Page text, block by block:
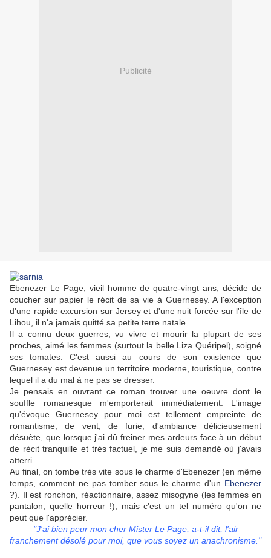
Publicité
Ebenezer Le Page, vieil homme de quatre-vingt ans, décide de
coucher sur papier le récit de sa vie à Guernesey. A l'exception
d'une rapide excursion sur Jersey et d'une nuit forcée sur l'île de
Lihou, il n'a jamais quitté sa petite terre natale.
Il a connu deux guerres, vu vivre et mourir la plupart de ses
proches, aimé les femmes (surtout la belle Liza Quéripel), soigné
ses tomates. C'est aussi au cours de son existence que
Guernesey est devenue un territoire moderne, touristique, contre
lequel il a du mal à ne pas se dresser.
Je pensais en ouvrant ce roman trouver une oeuvre dont le
souffle romanesque m'emporterait immédiatement. L'image
qu'évoque Guernesey pour moi est tellement empreinte de
romantisme, de vent, de furie, d'ambiance délicieusement
désuète, que lorsque j'ai dû freiner mes ardeurs face à un début
de récit tranquille et très factuel, je me suis demandé où j'avais
atterri.
Au final, on tombe très vite sous le charme d'Ebenezer (en même
temps, comment ne pas tomber sous le charme d'un Ebenezer
?). Il est ronchon, réactionnaire, assez misogyne (les femmes en
pantalon, quelle horreur !), mais c'est un tel numéro qu'on ne
peut que l'apprécier.
"J'ai bien peur mon cher Mister Le Page, a-t-il dit, l'air
franchement désolé pour moi, que vous soyez un anachronisme."